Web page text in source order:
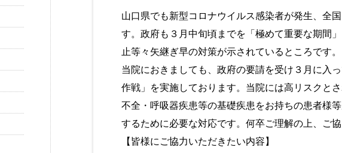
山口県でも新型コロナウイルス感染者が発生、全
す。政府も３月中旬頃までを「極めて重要な期間
止等々矢継ぎ早の対策が示されているところです。
当院におきましても、政府の要請を受け３月に入
作戦」を実施しております。当院には高リスクと
不全・呼吸器疾患等の基礎疾患をお持ちの患者様
するために必要な対応です。何卒ご理解の上、ご
【皆様にご協力いただきたい内容】